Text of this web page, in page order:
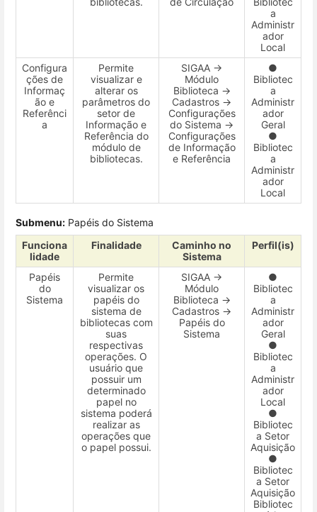
a
Administr
ador
Local
Configura
ções de
Informaç
ão e
Referênci
a
Permite
visualizar e
alterar os
parâmetros do
setor de
Informação e
Referência do
módulo de
bibliotecas.
SIGAA →
Módulo
Biblioteca →
Cadastros →
Configurações
do Sistema →
Configurações
de Informação
e Referência
●
Bibliotec
a
Administr
ador
Geral
●
Bibliotec
a
Administr
ador
Local
Submenu: Papéis do Sistema
Funciona
lidade
Finalidade
Caminho no
Sistema
Perfil(is)
Papéis
do
Sistema
Permite
visualizar os
papéis do
sistema de
bibliotecas com
suas
respectivas
operações. O
usuário que
possuir um
determinado
papel no
sistema poderá
realizar as
operações que
o papel possui.
SIGAA →
Módulo
Biblioteca →
Cadastros →
Papéis do
Sistema
●
Bibliotec
a
Administr
ador
Geral
●
Bibliotec
a
Administr
ador
Local
●
Bibliotec
a Setor
Aquisição
●
Bibliotec
a Setor
Aquisição
Bibliotec